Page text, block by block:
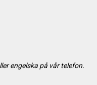
engelska på vår telefon.